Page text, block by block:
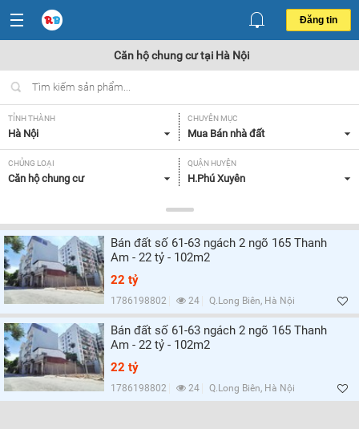
Đăng tin
Căn hộ chung cư tại Hà Nội
TỈNH THÀNH
Hà Nội
CHUYÊN MỤC
Mua Bán nhà đất
CHỦNG LOẠI
Căn hộ chung cư
QUẬN HUYỆN
H.Phú Xuyên
Tất cả
MỨC GIÁ
Tất cả
SỐ PHÒNG NGỦ
Tất cả
CĂN GÓC/ CĂN THƯỜNG
HƯỚNG CỬA CHÍNH
Tất cả
HƯỚNG BAN CÔNG
Đông Nam,
GIẤY TỜ PHÁP LÝ
Tất cả
Lọc
Bán đất số 61-63 ngách 2 ngõ 165 Thanh
Am - 22 tỷ - 102m2
22 tỷ
1786198802 24 Q.Long Biên, Hà Nội
Bán đất số 61-63 ngách 2 ngõ 165 Thanh
Am - 22 tỷ - 102m2
22 tỷ
1786198802 24 Q.Long Biên, Hà Nội